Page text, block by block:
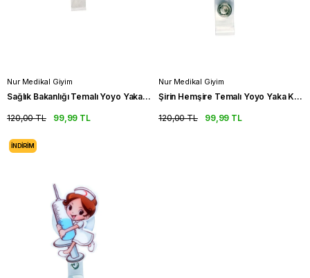
Nur Medikal Giyim
Sağlık Bakanlığı Temalı Yoyo Yaka Kartlığı
99,99 TL
120,00 TL
Nur Medikal Giyim
Şirin Hemşire Temalı Yoyo Yaka Kartlığı
99,99 TL
120,00 TL
İNDIRIM